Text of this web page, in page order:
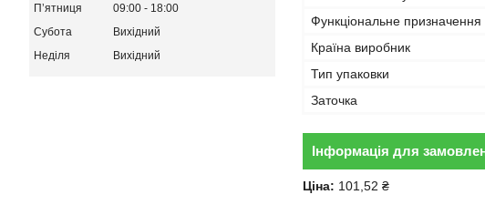
Функціональне призначення
Країна виробник
Тип упаковки
Заточка
Інформація для
Ціна: 101,52 ₴
Пʼятниця
09:00
18:00
Субота
Вихідний
Неділя
Вихідний